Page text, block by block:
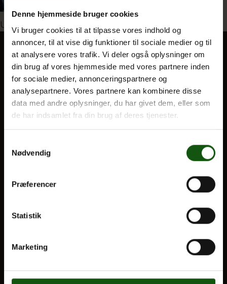
Denne hjemmeside bruger cookies
Vi bruger cookies til at tilpasse vores indhold og
annoncer, til at vise dig funktioner til sociale medier og til
at analysere vores trafik. Vi deler også oplysninger om
din brug af vores hjemmeside med vores partnere inden
for sociale medier, annonceringspartnere og
analysepartnere. Vores partnere kan kombinere disse
data med andre oplysninger, du har givet dem, eller som
de har indsamlet fra din brug af deres tjenester.
Nødvendig
Præferencer
Statistik
Marketing
Bliv elev
Vores uddannelser
Om E.G.
Indlægsnavigation
Udgivet i
BLIV ELEV
Til forældre
VORES UDDANNELSER
Alle fag og valgfag